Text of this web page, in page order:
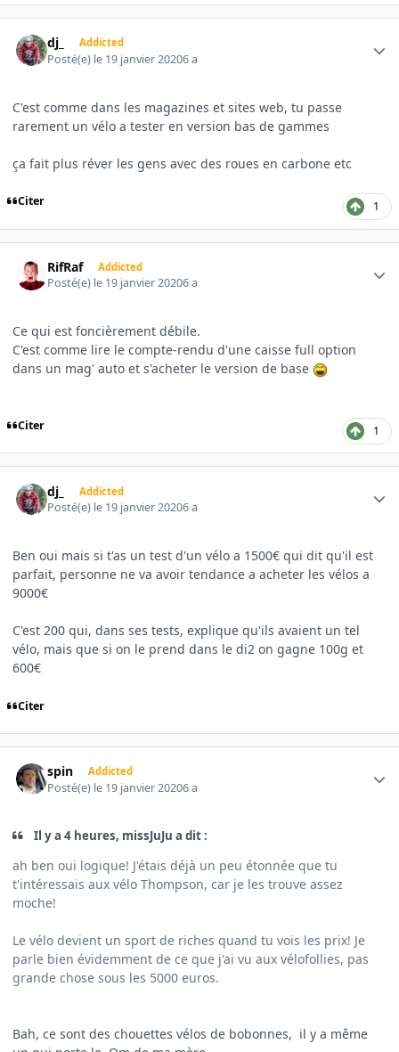
dj_ Addicted
Posté(e) le 19 janvier 20206 a
C'est comme dans les magazines et sites web, tu passe
rarement un vélo a tester en version bas de gammes
ça fait plus réver les gens avec des roues en carbone etc
Citer 1
RifRaf Addicted
Posté(e) le 19 janvier 20206 a
Ce qui est foncièrement débile.
C'est comme lire le compte-rendu d'une caisse full option
dans un mag' auto et s'acheter le version de base
Citer 1
dj_ Addicted
Posté(e) le 19 janvier 20206 a
Ben oui mais si t'as un test d'un vélo a 1500€ qui dit qu'il est
parfait, personne ne va avoir tendance a acheter les vélos a
9000€
C'est 200 qui, dans ses tests, explique qu'ils avaient un tel
vélo, mais que si on le prend dans le di2 on gagne 100g et
600€
Citer
spin Addicted
Posté(e) le 19 janvier 20206 a
Il y a 4 heures, missJuJu a dit :
ah ben oui logique! J'étais déjà un peu étonnée que tu
t'intéressais aux vélo Thompson, car je les trouve assez
moche!
Le vélo devient un sport de riches quand tu vois les prix! Je
parle bien évidemment de ce que j'ai vu aux vélofollies, pas
grande chose sous les 5000 euros.
Bah, ce sont des chouettes vélos de bobonnes, il y a même